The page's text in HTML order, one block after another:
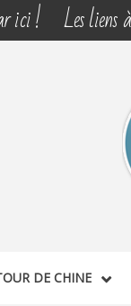
ici ! Les liens
DE CHINE